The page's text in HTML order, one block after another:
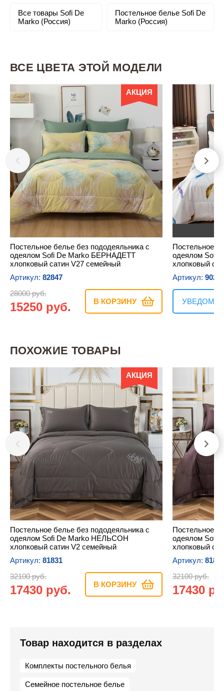
Все товары Sofi De
Marko (Россия)
Постельное белье Sofi De
Marko (Россия)
ВСЕ ЦВЕТА ЭТОЙ МОДЕЛИ
АКЦИЯ
Постельное белье без пододеяльника с
одеялом Sofi De Marko БЕРНАДЕТТ
хлопковый сатин V27 семейный
Артикул: 82847
28000 руб.
15250 руб. В КОРЗИНУ
Постельное
одеялом Sofi
хлопковый
Артикул:
ПОХОЖИЕ ТОВАРЫ
АКЦИЯ
Постельное белье без пододеяльника с
одеялом Sofi De Marko НЕЛЬСОН
хлопковый сатин V2 семейный
Артикул: 81831
32100 руб.
17430 руб. В КОРЗИНУ
Постельное
одеялом Sofi
хлопковый
Артикул:
32100 руб.
17430
Товар находится в разделах
Комплекты постельного белья
Семейное постельное белье